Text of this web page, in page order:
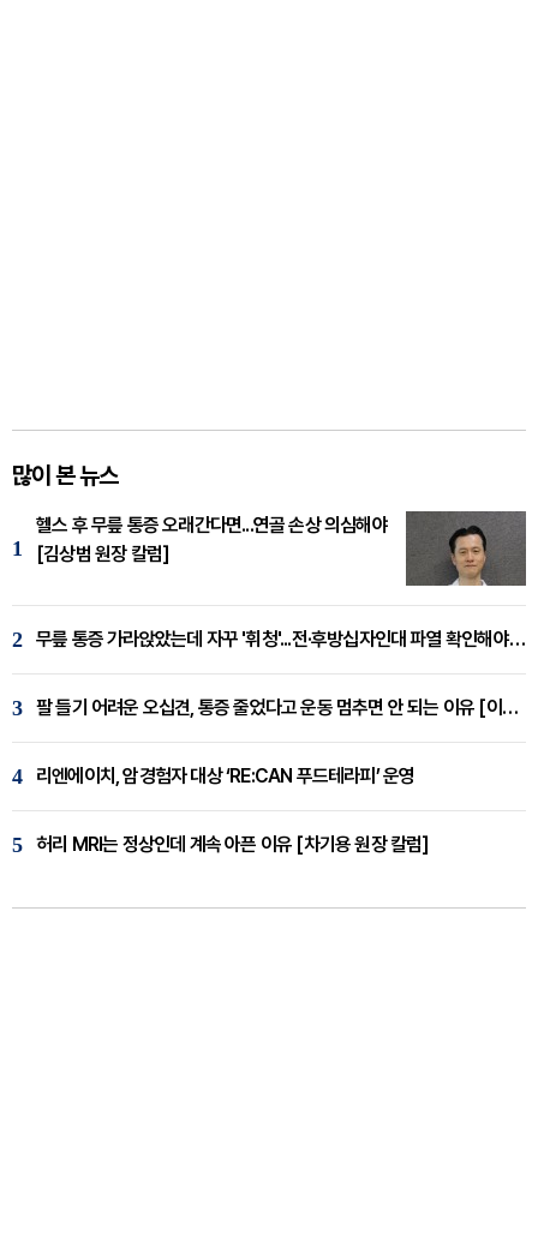
많이 본 뉴스
1
헬스 후 무릎 통증 오래간다면...연골 손상 의심해야
[김상범 원장 칼럼]
2 무릎 통증 가라앉았는데 자꾸 '휘청'...전·후방십자인대 파열 확인해야 [곽우경 원장 칼럼]
3 팔 들기 어려운 오십견, 통증 줄었다고 운동 멈추면 안 되는 이유 [이병욱 원장 칼럼]
4 리엔에이치, 암경험자 대상 ‘RE:CAN 푸드테라피’ 운영
5 허리 MRI는 정상인데 계속 아픈 이유 [차기용 원장 칼럼]